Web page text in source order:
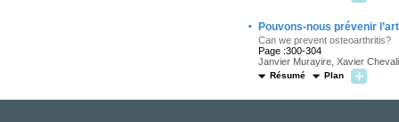
· Pouvons-nous prévenir
Can we prevent osteoarthritis?
Page :300-304
Janvier Murayire, Xavier
Résumé Plan